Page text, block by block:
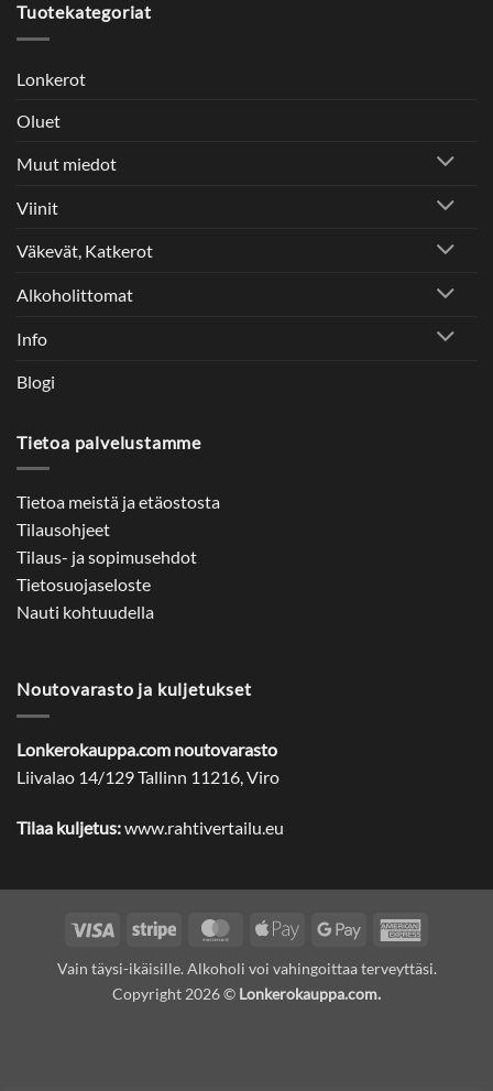
Tuotekategoriat
Lonkerot
Oluet
Muut miedot
Viinit
Väkevät, Katkerot
Alkoholittomat
Info
Blogi
Tietoa palvelustamme
Tietoa meistä ja etäostosta
Tilausohjeet
Tilaus- ja sopimusehdot
Tietosuojaseloste
Nauti kohtuudella
Noutovarasto ja kuljetukset
Lonkerokauppa.com noutovarasto
Liivalao 14/129 Tallinn 11216, Viro
Tilaa kuljetus:www.rahtivertailu.eu
Visa Stripe MasterCardApple
Google
Vain täysi-ikäisille. Alkoholi voi vahingoittaa terveyttäsi.
Copyright 2026 © Lonkerokauppa.com.